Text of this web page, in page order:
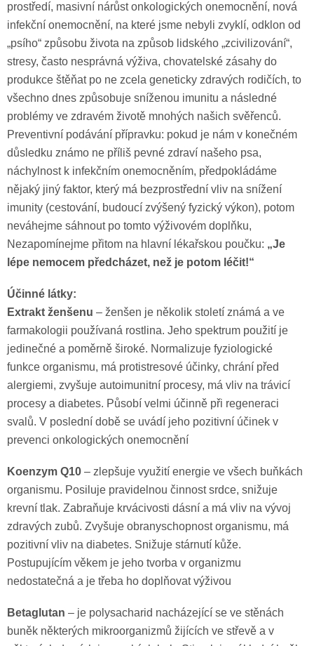
prostředí, masivní nárůst onkologických onemocnění, nová
infekční onemocnění, na které jsme nebyli zvyklí, odklon od
„psího“ způsobu života na způsob lidského „zcivilizování“,
stresy, často nesprávná výživa, chovatelské zásahy do
produkce štěňat po ne zcela geneticky zdravých rodičích, to
všechno dnes způsobuje sníženou imunitu a následné
problémy ve zdravém životě mnohých našich svěřenců.
Preventivní podávání přípravku: pokud je nám v konečném
důsledku známo ne příliš pevné zdraví našeho psa,
náchylnost k infekčním onemocněním, předpokládáme
nějaký jiný faktor, který má bezprostřední vliv na snížení
imunity (cestování, budoucí zvýšený fyzický výkon), potom
neváhejme sáhnout po tomto výživovém doplňku,
Nezapomínejme přitom na hlavní lékařskou poučku: „Je
lépe nemocem předcházet, než je potom léčit!“
Účinné látky:
Extrakt ženšenu – ženšen je několik století známá a ve
farmakologii používaná rostlina. Jeho spektrum použití je
jedinečné a poměrně široké. Normalizuje fyziologické
funkce organismu, má protistresové účinky, chrání před
alergiemi, zvyšuje autoimunitní procesy, má vliv na trávicí
procesy a diabetes. Působí velmi účinně při regeneraci
svalů. V poslední době se uvádí jeho pozitivní účinek v
prevenci onkologických onemocnění
Koenzym Q10 – zlepšuje využití energie ve všech buňkách
organismu. Posiluje pravidelnou činnost srdce, snižuje
krevní tlak. Zabraňuje krvácivosti dásní a má vliv na vývoj
zdravých zubů. Zvyšuje obranyschopnost organismu, má
pozitivní vliv na diabetes. Snižuje stárnutí kůže.
Postupujícím věkem je jeho tvorba v organizmu
nedostatečná a je třeba ho doplňovat výživou
Betaglutan – je polysacharid nacházející se ve stěnách
buněk některých mikroorganizmů žijících ve střevě a v